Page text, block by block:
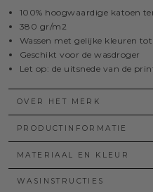
100% hoogwaardige katoen
380 gr/m2
Wassen met gelijke kleuren
Geschikt voor de wasdroger
Let op: de uitsnede van de
OVER HET MERK
PRODUCTINFORMATIE
MATERIAAL EN KLEUR
WASINSTRUCTIES